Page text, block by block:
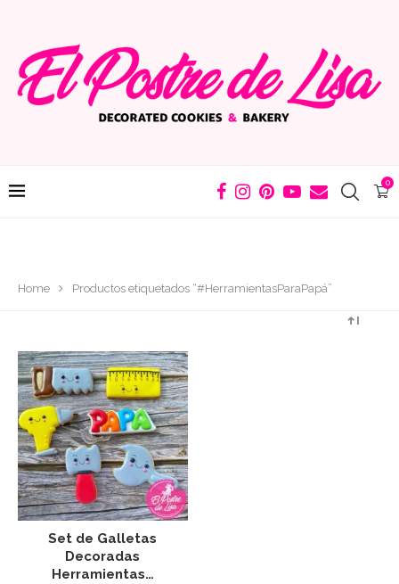
0
Home Productos etiquetados “#HerramientasParaPapá”
Set de Galletas
Decoradas
Herramientas…